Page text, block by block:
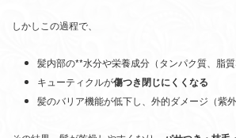
しかしこの過程で、
髪内部の**水分や栄養成分（タンパク質、脂
キューティクルが傷つき閉じにくくなる
髪のバリア機能が低下し、外的ダメージ（紫